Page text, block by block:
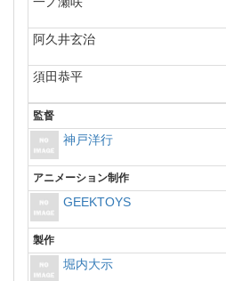
阿久井玄治
須田恭平
監督
神戸洋行
アニメーション制作
GEEKTOYS
製作
堀内大示